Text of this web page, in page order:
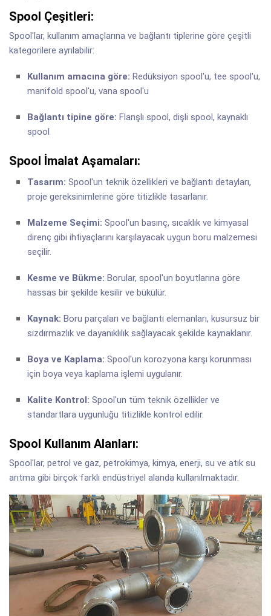
Spool Çeşitleri:
Spool'lar, kullanım amaçlarına ve bağlantı tiplerine göre çeşitli
kategorilere ayrılabilir:
Kullanım amacına göre: Redüksiyon spool'u, tee spool'u,
manifold spool'u, vana spool'u
Bağlantı tipine göre: Flanşlı spool, dişli spool, kaynaklı
spool
Spool İmalat Aşamaları:
Tasarım: Spool'un teknik özellikleri ve bağlantı detayları,
proje gereksinimlerine göre titizlikle tasarlanır.
Malzeme Seçimi: Spool'un basınç, sıcaklık ve kimyasal
direnç gibi ihtiyaçlarını karşılayacak uygun boru malzemesi
seçilir.
Kesme ve Bükme: Borular, spool'un boyutlarına göre
hassas bir şekilde kesilir ve bükülür.
Kaynak: Boru parçaları ve bağlantı elemanları, kusursuz bir
sızdırmazlık ve dayanıklılık sağlayacak şekilde kaynaklanır.
Boya ve Kaplama: Spool'un korozyona karşı korunması
için boya veya kaplama işlemi uygulanır.
Kalite Kontrol: Spool'un tüm teknik özellikler ve
standartlara uygunluğu titizlikle kontrol edilir.
Spool Kullanım Alanları:
Spool'lar, petrol ve gaz, petrokimya, kimya, enerji, su ve atık su
arıtma gibi birçok farklı endüstriyel alanda kullanılmaktadır.